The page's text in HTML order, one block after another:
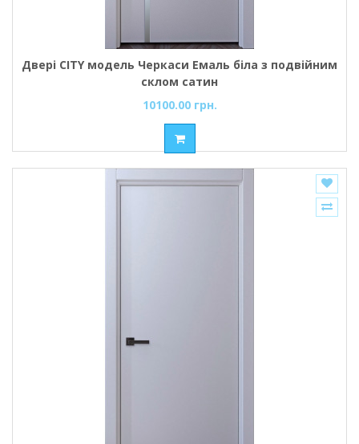
Двері CITY модель Черкаси Емаль біла з подвійним
склом сатин
10100.00 грн.